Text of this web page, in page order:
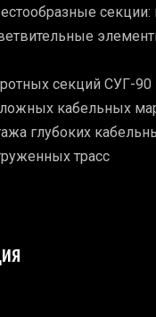
секции:
секций СУГ-90
кабельных
глубоких
трасс